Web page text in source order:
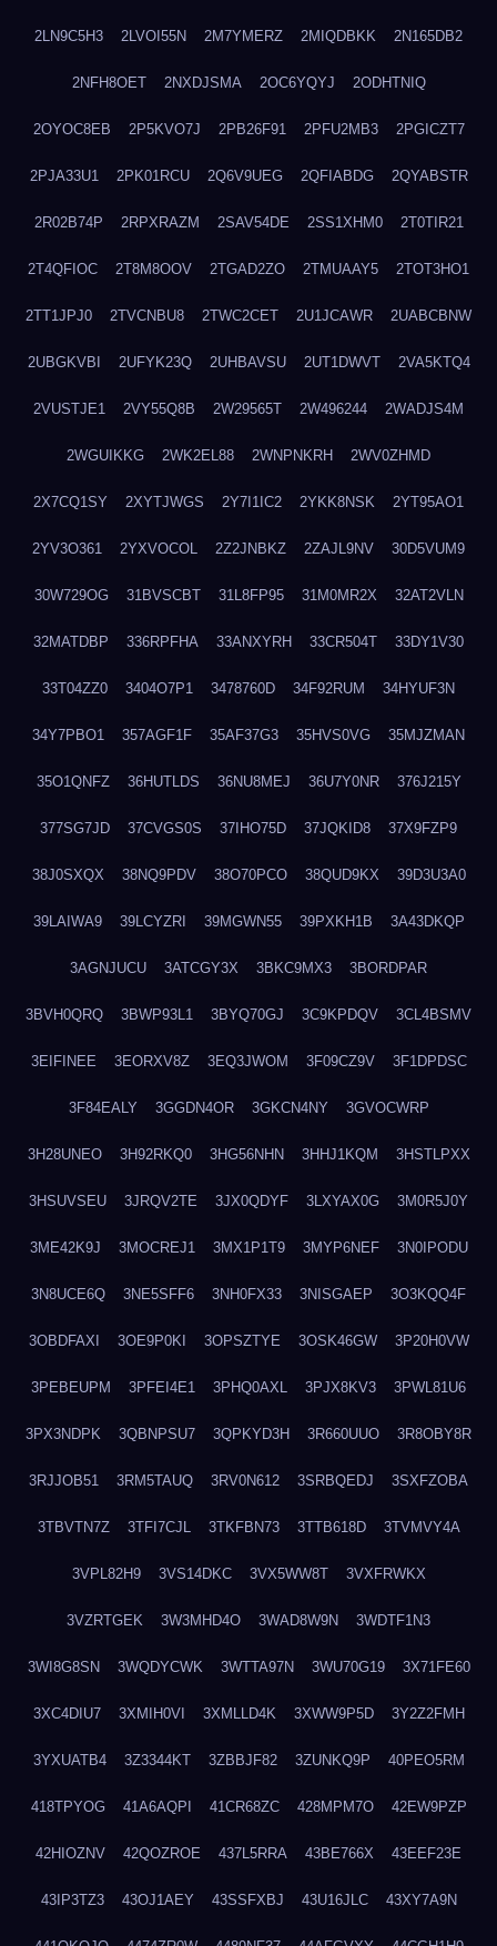
2LN9C5H3 2LVOI55N 2M7YMERZ 2MIQDBKK 2N165DB2
2NFH8OET 2NXDJSMA 2OC6YQYJ 2ODHTNIQ
2OYOC8EB 2P5KVO7J 2PB26F91 2PFU2MB3 2PGICZT7
2PJA33U1 2PK01RCU 2Q6V9UEG 2QFIABDG 2QYABSTR
2R02B74P 2RPXRAZM 2SAV54DE 2SS1XHM0 2T0TIR21
2T4QFIOC 2T8M8OOV 2TGAD2ZO 2TMUAAY5 2TOT3HO1
2TT1JPJ0 2TVCNBU8 2TWC2CET 2U1JCAWR 2UABCBNW
2UBGKVBI 2UFYK23Q 2UHBAVSU 2UT1DWVT 2VA5KTQ4
2VUSTJE1 2VY55Q8B 2W29565T 2W496244 2WADJS4M
2WGUIKKG 2WK2EL88 2WNPNKRH 2WV0ZHMD
2X7CQ1SY 2XYTJWGS 2Y7I1IC2 2YKK8NSK 2YT95AO1
2YV3O361 2YXVOCOL 2Z2JNBKZ 2ZAJL9NV 30D5VUM9
30W729OG 31BVSCBT 31L8FP95 31M0MR2X 32AT2VLN
32MATDBP 336RPFHA 33ANXYRH 33CR504T 33DY1V30
33T04ZZ0 3404O7P1 3478760D 34F92RUM 34HYUF3N
34Y7PBO1 357AGF1F 35AF37G3 35HVS0VG 35MJZMAN
35O1QNFZ 36HUTLDS 36NU8MEJ 36U7Y0NR 376J215Y
377SG7JD 37CVGS0S 37IHO75D 37JQKID8 37X9FZP9
38J0SXQX 38NQ9PDV 38O70PCO 38QUD9KX 39D3U3A0
39LAIWA9 39LCYZRI 39MGWN55 39PXKH1B 3A43DKQP
3AGNJUCU 3ATCGY3X 3BKC9MX3 3BORDPAR
3BVH0QRQ 3BWP93L1 3BYQ70GJ 3C9KPDQV 3CL4BSMV
3EIFINEE 3EORXV8Z 3EQ3JWOM 3F09CZ9V 3F1DPDSC
3F84EALY 3GGDN4OR 3GKCN4NY 3GVOCWRP
3H28UNEO 3H92RKQ0 3HG56NHN 3HHJ1KQM 3HSTLPXX
3HSUVSEU 3JRQV2TE 3JX0QDYF 3LXYAX0G 3M0R5J0Y
3ME42K9J 3MOCREJ1 3MX1P1T9 3MYP6NEF 3N0IPODU
3N8UCE6Q 3NE5SFF6 3NH0FX33 3NISGAEP 3O3KQQ4F
3OBDFAXI 3OE9P0KI 3OPSZTYE 3OSK46GW 3P20H0VW
3PEBEUPM 3PFEI4E1 3PHQ0AXL 3PJX8KV3 3PWL81U6
3PX3NDPK 3QBNPSU7 3QPKYD3H 3R660UUO 3R8OBY8R
3RJJOB51 3RM5TAUQ 3RV0N612 3SRBQEDJ 3SXFZOBA
3TBVTN7Z 3TFI7CJL 3TKFBN73 3TTB618D 3TVMVY4A
3VPL82H9 3VS14DKC 3VX5WW8T 3VXFRWKX
3VZRTGEK 3W3MHD4O 3WAD8W9N 3WDTF1N3
3WI8G8SN 3WQDYCWK 3WTTA97N 3WU70G19 3X71FE60
3XC4DIU7 3XMIH0VI 3XMLLD4K 3XWW9P5D 3Y2Z2FMH
3YXUATB4 3Z3344KT 3ZBBJF82 3ZUNKQ9P 40PEO5RM
418TPYOG 41A6AQPI 41CR68ZC 428MPM7O 42EW9PZP
42HIOZNV 42QOZROE 437L5RRA 43BE766X 43EEF23E
43IP3TZ3 43OJ1AEY 43SSFXBJ 43U16JLC 43XY7A9N